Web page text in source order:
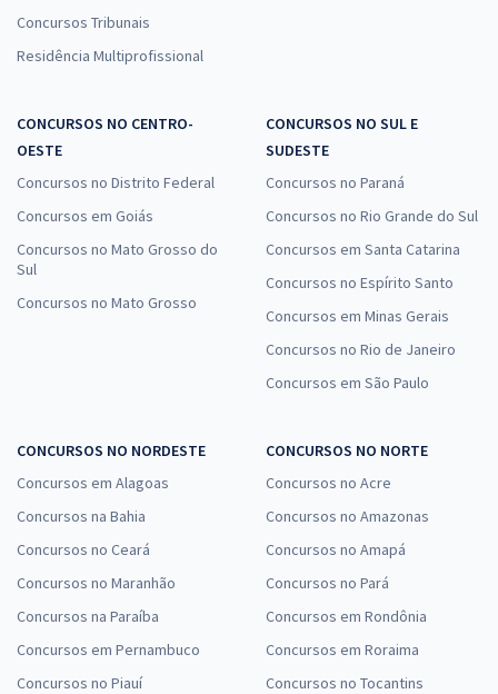
CNU 2025 - Concurso Nacional Unificado - Conhecimentos Gerais para
o Bloco 6 - Desenvolvimento Socioeconômico
16,65
CNU 2025 - Concurso Nacional Unificado - Conhecimentos
ou R$ 374,80 à vista
Específicos para o Bloco 4 - Engenharia e Arquitetura
12x de
33,23
ou R$ 398,80 à vista
Concursos Tribunais
Residência Multiprofissional
CONCURSOS NO CENTRO-
OESTE
Concursos no Distrito Federal
Concursos em Goiás
Concursos no Mato Grosso do
Sul
Concursos no Mato Grosso
CONCURSOS NO SUL E
SUDESTE
Concursos no Paraná
Concursos no Rio Grande do Sul
Concursos em Santa Catarina
Concursos no Espírito Santo
Concursos em Minas Gerais
Concursos no Rio de Janeiro
Concursos em São Paulo
CONCURSOS NO NORDESTE
Concursos em Alagoas
Concursos na Bahia
Concursos no Ceará
Concursos no Maranhão
Concursos na Paraíba
Concursos em Pernambuco
Concursos no Piauí
CONCURSOS NO NORTE
Concursos no Acre
Concursos no Amazonas
Concursos no Amapá
Concursos no Pará
Concursos em Rondônia
Concursos em Roraima
Concursos no Tocantins